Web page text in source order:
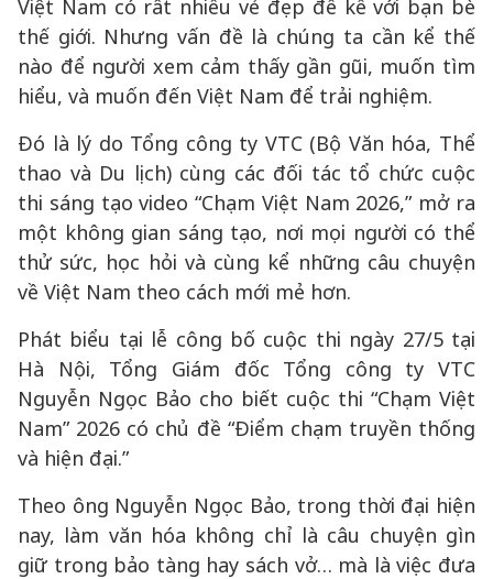
Việt Nam có rất nhiều vẻ đẹp để kể với bạn bè
thế giới. Nhưng vấn đề là chúng ta cần kể thế
nào để người xem cảm thấy gần gũi, muốn tìm
hiểu, và muốn đến Việt Nam để trải nghiệm.
Đó là lý do Tổng công ty VTC (Bộ Văn hóa, Thể
thao và Du lịch) cùng các đối tác tổ chức cuộc
thi sáng tạo video “Chạm Việt Nam 2026,” mở ra
một không gian sáng tạo, nơi mọi người có thể
thử sức, học hỏi và cùng kể những câu chuyện
về Việt Nam theo cách mới mẻ hơn.
Phát biểu tại lễ công bố cuộc thi ngày 27/5 tại
Hà Nội, Tổng Giám đốc Tổng công ty VTC
Nguyễn Ngọc Bảo cho biết cuộc thi “Chạm Việt
Nam” 2026 có chủ đề “Điểm chạm truyền thống
và hiện đại.”
Theo ông Nguyễn Ngọc Bảo, trong thời đại hiện
nay, làm văn hóa không chỉ là câu chuyện gìn
giữ trong bảo tàng hay sách vở… mà là việc đưa